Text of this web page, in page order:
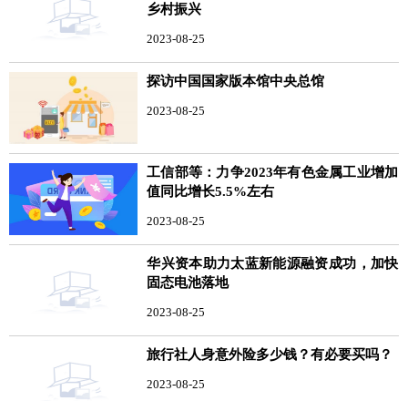
乡村振兴
2023-08-25
探访中国国家版本馆中央总馆
2023-08-25
工信部等：力争2023年有色金属工业增加
值同比增长5.5%左右
2023-08-25
华兴资本助力太蓝新能源融资成功，加快
固态电池落地
2023-08-25
旅行社人身意外险多少钱？有必要买吗？
2023-08-25